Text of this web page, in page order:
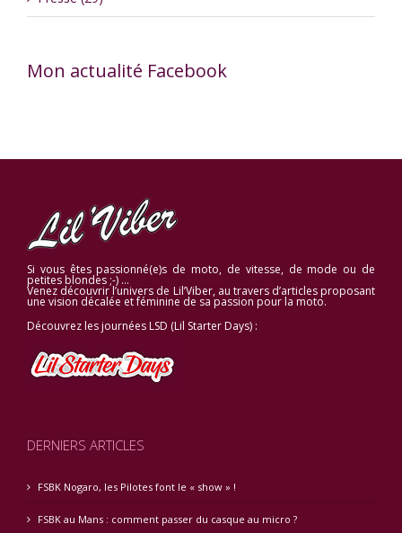
Mon actualité Facebook
Si vous êtes passionné(e)s de moto, de vitesse, de mode ou de
petites blondes ;-) …
Venez découvrir l’univers de Lil’Viber, au travers d’articles proposant
une vision décalée et féminine de sa passion pour la moto.
Découvrez les journées LSD (Lil Starter Days) :
DERNIERS ARTICLES
FSBK Nogaro, les Pilotes font le « show » !
FSBK au Mans : comment passer du casque au micro ?